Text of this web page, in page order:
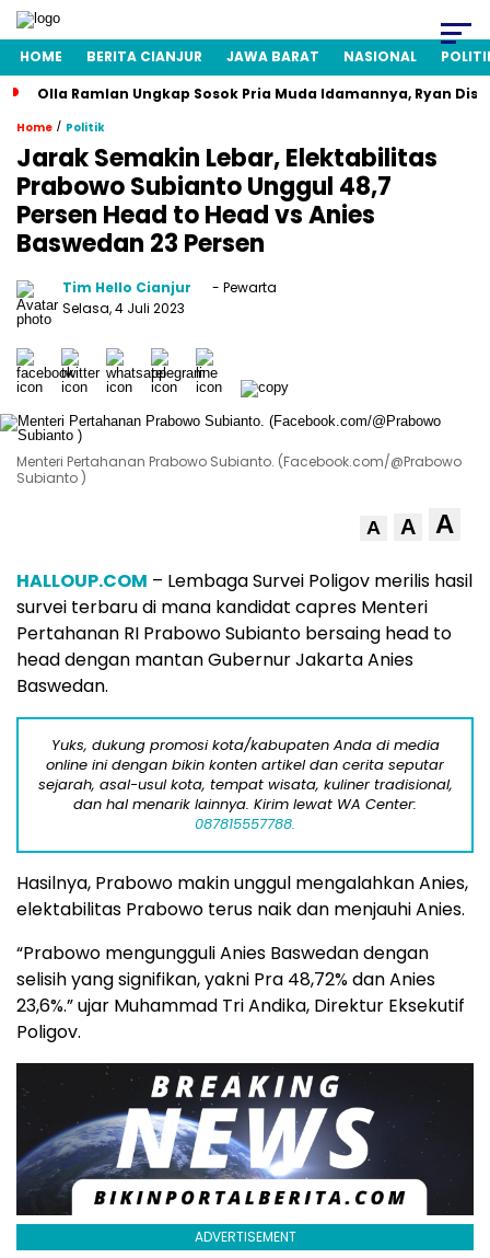
HOME BERITA CIANJUR JAWA BARAT NASIONAL
Olla Ramlan Ungkap Sosok Pria Muda Idamannya, Ryan
Home / Politik
Jarak Semakin Lebar, Elektabilitas
Prabowo Subianto Unggul 48,7
Persen Head to Head vs Anies
Baswedan 23 Persen
Tim Hello Cianjur
- Pewarta
Selasa, 4 Juli 2023
Menteri Pertahanan Prabowo Subianto. (Facebook.com/@Prabowo
Subianto )
A A A
HALLOUP.COM – Lembaga Survei Poligov merilis hasil
survei terbaru di mana kandidat capres Menteri
Pertahanan RI Prabowo Subianto bersaing head to
head dengan mantan Gubernur Jakarta Anies
Baswedan.
Yuks, dukung promosi kota/kabupaten Anda di media
online ini dengan bikin konten artikel dan cerita seputar
sejarah, asal-usul kota, tempat wisata, kuliner tradisional,
dan hal menarik lainnya. Kirim lewat WA Center:
087815557788.
Hasilnya, Prabowo makin unggul mengalahkan Anies,
elektabilitas Prabowo terus naik dan menjauhi Anies.
“Prabowo mengungguli Anies Baswedan dengan
selisih yang signifikan, yakni Pra 48,72% dan Anies
23,6%.” ujar Muhammad Tri Andika, Direktur Eksekutif
Poligov.
ADVERTISEMENT